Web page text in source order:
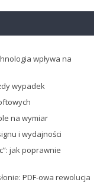
wpływa na
wypadek
na wymiar
i wydajności
jak poprawnie
PDF-owa rewolucja